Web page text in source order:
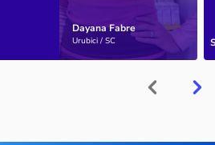
Dayana Fabre
Urubici / SC